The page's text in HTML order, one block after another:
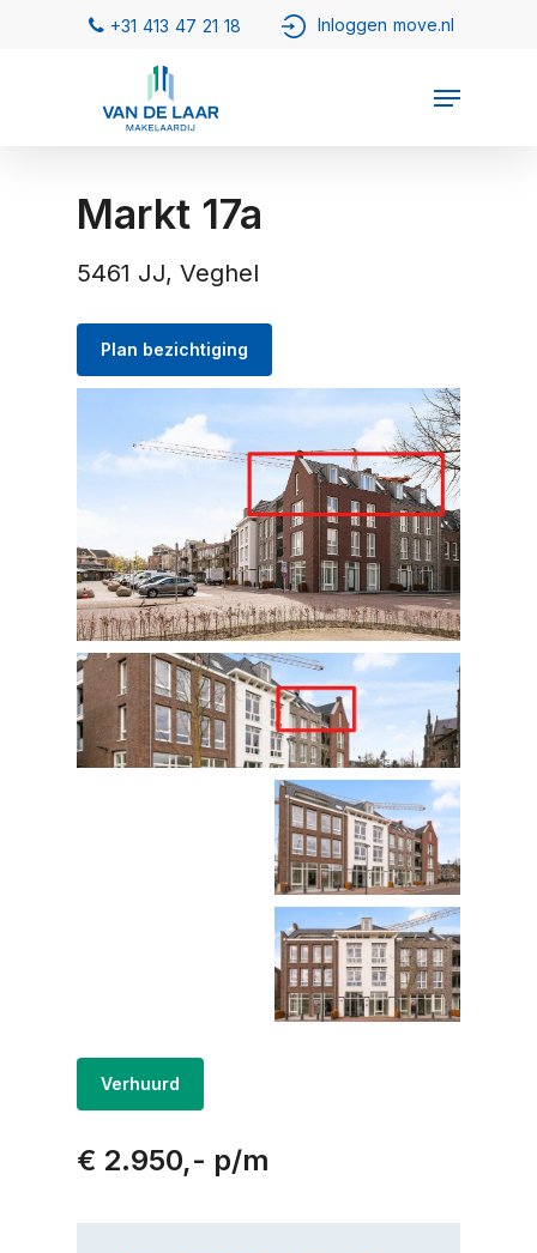
Markt 17a
5461 JJ, Veghel
Plan bezichtiging
Verhuurd
€ 2.950,- p/m